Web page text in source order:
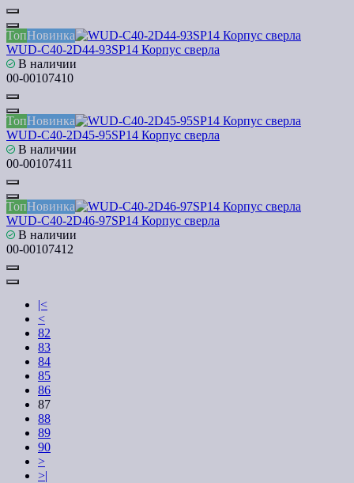
ТопНовинка
WUD-C40-2D44-93SP14 Корпус сверла
В наличии
00-00107410
ТопНовинка
WUD-C40-2D45-95SP14 Корпус сверла
В наличии
00-00107411
ТопНовинка
WUD-C40-2D46-97SP14 Корпус сверла
В наличии
00-00107412
|<
<
82
83
84
85
86
87
88
89
90
>
>|